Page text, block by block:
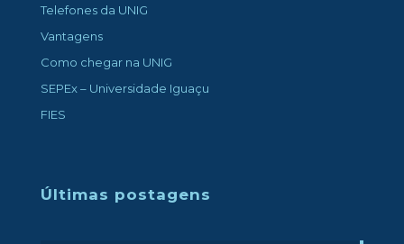
Telefones da UNIG
Vantagens
Como chegar na UNIG
SEPEx – Universidade Iguaçu
FIES
Últimas postagens